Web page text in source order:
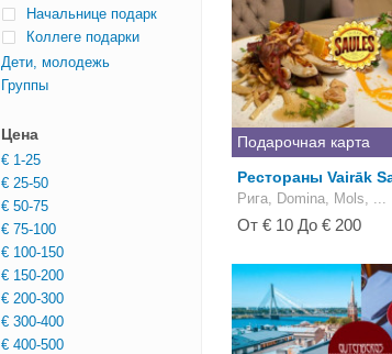
Начальнице подарк
Коллеге подарки
Дети, молодежь
Группы
Цена
€ 1-25
€ 25-50
€ 50-75
€ 75-100
€ 100-150
€ 150-200
€ 200-300
€ 300-400
€ 400-500
Подарочная карта
Рестораны Vairāk
Рига, Domina, Mols, ...
От € 10 До € 200